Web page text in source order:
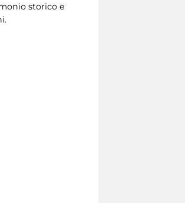
storico e